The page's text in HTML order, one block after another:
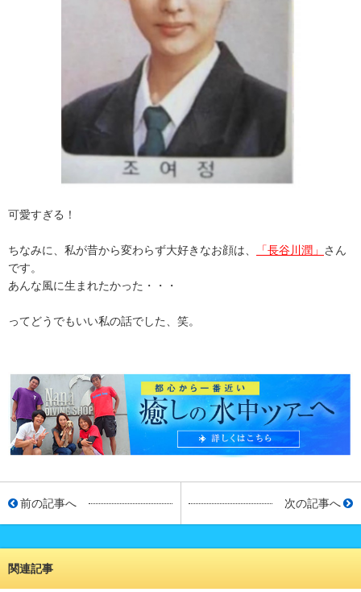
可愛すぎる！
ちなみに、私が昔から変わらず大好きなお顔は、 「長谷川潤」 さん
です。
あんな風に生まれたかった・・・
ってどうでもいい私の話でした、笑。
前の記事へ 次の記事へ
関連記事